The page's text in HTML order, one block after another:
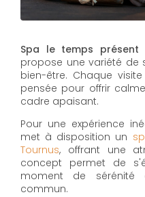
Spa le temps présent
propose une variété de
bien-être. Chaque
pensée pour offrir
cadre apaisant.
Pour une expérience
met à disposition un
Tournus, offrant une
concept permet de
moment de
commun.